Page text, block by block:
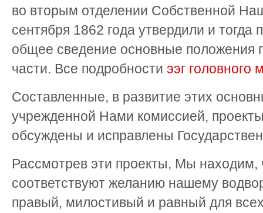
во вторым отделении Собственной
сентября 1862 года утвердили и тогда
общее сведение основные положения
части. Все подробности ээг головного
Составленные, в развитие этих
учрежденной Нами комиссией,
обсуждены и исправлены
Рассмотрев эти проекты, Мы находим,
соответствуют желанию нашему
правый, милостивый и равный для